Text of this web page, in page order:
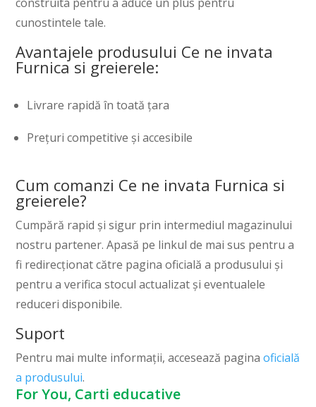
cunostintele tale.
Avantajele produsului Ce ne invata
Furnica si greierele:
Livrare rapidă în toată țara
Prețuri competitive și accesibile
Cum comanzi Ce ne invata Furnica si
greierele?
Cumpără rapid și sigur prin intermediul magazinului
nostru partener. Apasă pe linkul de mai sus pentru a
fi redirecționat către pagina oficială a produsului și
pentru a verifica stocul actualizat și eventualele
reduceri disponibile.
Suport
Pentru mai multe informații, accesează paginaoficială
a produsului.
For You, Carti educative